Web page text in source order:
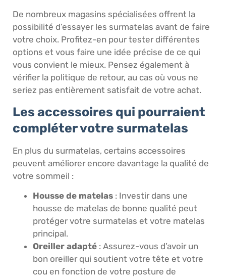
De nombreux magasins spécialisées offrent la
possibilité d’essayer les surmatelas avant de faire
votre choix. Profitez-en pour tester différentes
options et vous faire une idée précise de ce qui
vous convient le mieux. Pensez également à
vérifier la politique de retour, au cas où vous ne
seriez pas entièrement satisfait de votre achat.
Les accessoires qui pourraient
compléter votre surmatelas
En plus du surmatelas, certains accessoires
peuvent améliorer encore davantage la qualité de
votre sommeil :
Housse de matelas : Investir dans une
housse de matelas de bonne qualité peut
protéger votre surmatelas et votre matelas
principal.
Oreiller adapté : Assurez-vous d’avoir un
bon oreiller qui soutient votre tête et votre
cou en fonction de votre posture de